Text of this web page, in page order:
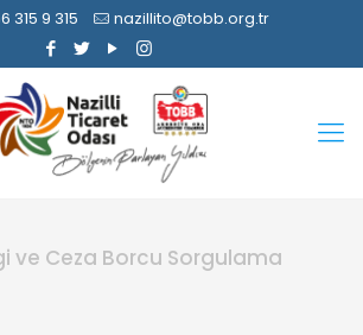
315 9 315 nazillito@tobb.org.tr
ve Ceza Borcu Sorgulama